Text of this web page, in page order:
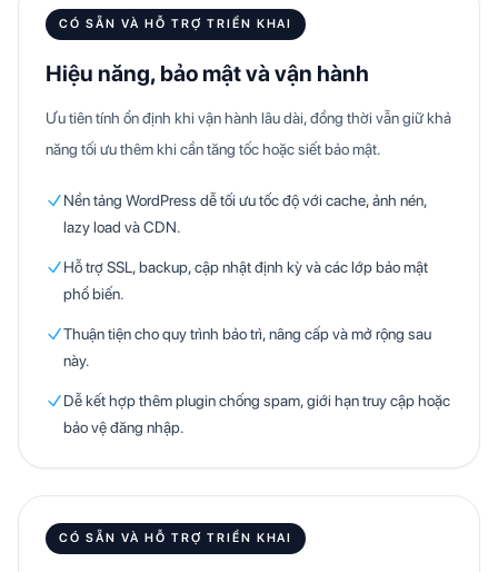
CÓ SẴN VÀ HỖ TRỢ TRIỂN KHAI
Hiệu năng, bảo mật và vận hành
Ưu tiên tính ổn định khi vận hành lâu dài, đồng thời vẫn giữ khả
năng tối ưu thêm khi cần tăng tốc hoặc siết bảo mật.
Nền tảng WordPress dễ tối ưu tốc độ với cache, ảnh nén,
lazy load và CDN.
Hỗ trợ SSL, backup, cập nhật định kỳ và các lớp bảo mật
phổ biến.
Thuận tiện cho quy trình bảo trì, nâng cấp và mở rộng sau
này.
Dễ kết hợp thêm plugin chống spam, giới hạn truy cập hoặc
bảo vệ đăng nhập.
CÓ SẴN VÀ HỖ TRỢ TRIỂN KHAI